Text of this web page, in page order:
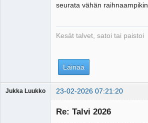
seurata vähän raihnaampikin.
Kesät talvet, satoi tai paistoi
Lainaa
Jukka Luukko 23-02-2026 07:21:20
Re: Talvi 2026